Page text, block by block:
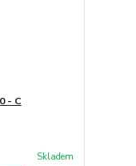
- C
Skladem